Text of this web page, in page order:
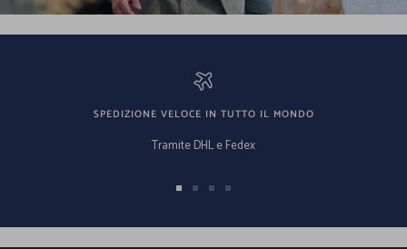
SPEDIZIONE VELOCE IN TUTTO IL MONDO
Tramite DHL e Fedex
Vai Vai Vai Vai